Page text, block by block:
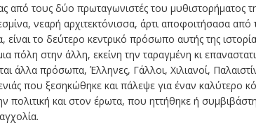
από τους δύο πρωταγωνιστές του μυθιστορήματος
νεαρή αρχιτεκτόνισσα, άρτι αποφοιτήσασα
το δεύτερο κεντρικό πρόσωπο αυτής της
στην άλλη, εκείνη την ταραγμένη κι
άλλα πρόσωπα, Έλληνες, Γάλλοι, Χιλιανοί,
που ξεσηκώθηκε και πάλεψε για έναν καλύτερο
πολιτική και στον έρωτα, που ηττήθηκε ή